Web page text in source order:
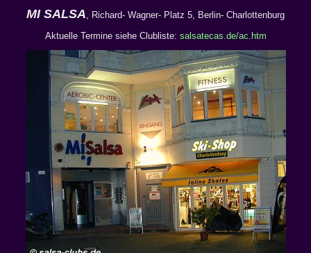
MI SALSA, Richard- Wagner- Platz 5, Berlin- Charlottenburg
Aktuelle Termine siehe Clubliste: salsatecas.de/ac.htm